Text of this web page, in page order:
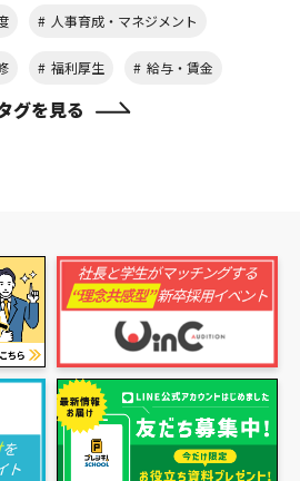
人事育成・マネジメント
福利厚生 給与・賃金
グを見る